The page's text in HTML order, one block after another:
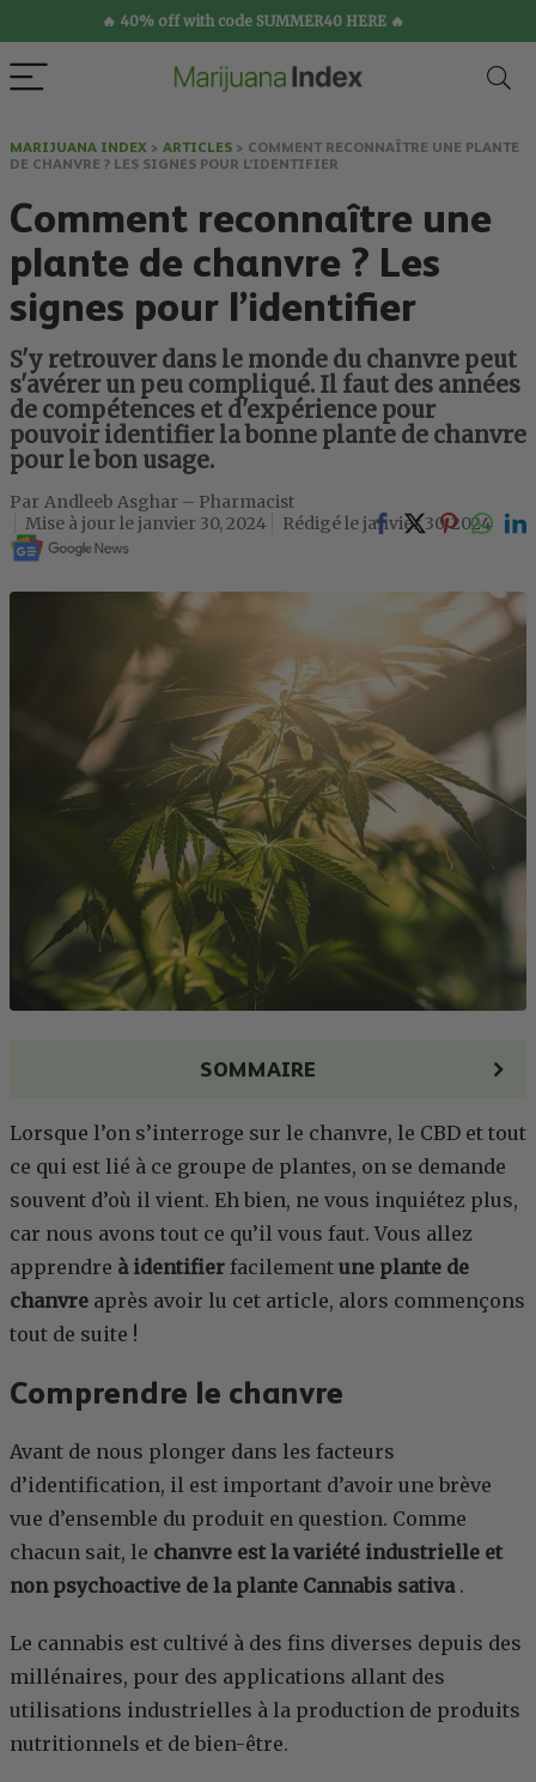
🔥 40% off with code SUMMER40 HERE 🔥
MARIJUANA INDEX > ARTICLES > COMMENT RECONNAÎTRE UNE PLANTE
DE CHANVRE ? LES SIGNES POUR L’IDENTIFIER
Comment reconnaître une
plante de chanvre ? Les
signes pour l’identifier
S'y retrouver dans le monde du chanvre peut
s'avérer un peu compliqué. Il faut des années
de compétences et d'expérience pour
pouvoir identifier la bonne plante de chanvre
pour le bon usage.
Andleeb Asghar – Pharmacist
janvier 30, 2024
janvier 30, 2024
SOMMAIRE
Lorsque l’on s’interroge sur le chanvre, le CBD et tout
ce qui est lié à ce groupe de plantes, on se demande
souvent d’où il vient. Eh bien, ne vous inquiétez plus,
car nous avons tout ce qu’il vous faut. Vous allez
apprendre à identifier facilement une plante de
chanvre après avoir lu cet article, alors commençons
tout de suite !
Comprendre le chanvre
Avant de nous plonger dans les facteurs
d’identification, il est important d’avoir une brève
vue d’ensemble du produit en question. Comme
chacun sait, le chanvre est la variété industrielle et
non psychoactive de la plante Cannabis sativa .
Le cannabis est cultivé à des fins diverses depuis des
millénaires, pour des applications allant des
utilisations industrielles à la production de produits
nutritionnels et de bien-être.